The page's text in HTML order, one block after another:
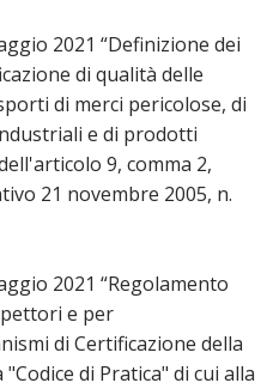
2021 “Definizione dei
di qualità delle
di merci pericolose, di
e di prodotti
9, comma 2,
21 novembre 2005, n.
2021 “Regolamento
e per
di Certificazione della
di Pratica" di cui alla